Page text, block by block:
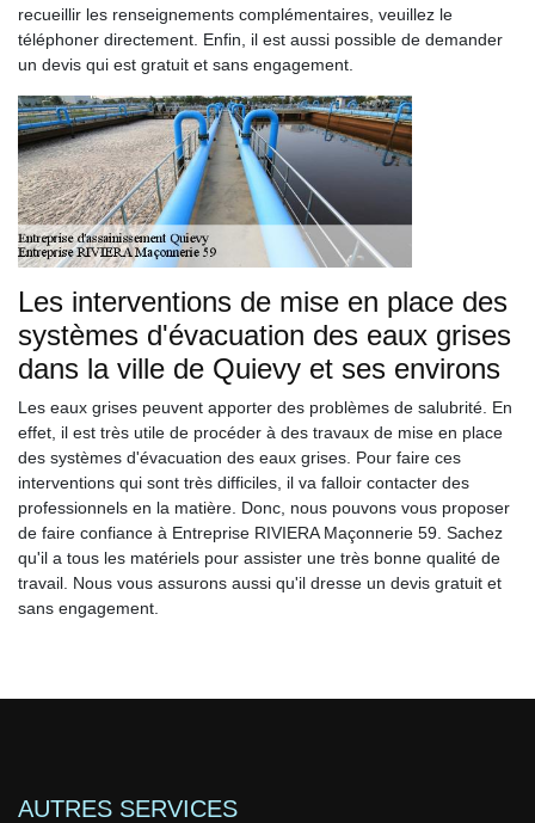
recueillir les renseignements complémentaires, veuillez le
téléphoner directement. Enfin, il est aussi possible de demander
un devis qui est gratuit et sans engagement.
Les interventions de mise en place des
systèmes d'évacuation des eaux grises
dans la ville de Quievy et ses environs
Les eaux grises peuvent apporter des problèmes de salubrité. En
effet, il est très utile de procéder à des travaux de mise en place
des systèmes d'évacuation des eaux grises. Pour faire ces
interventions qui sont très difficiles, il va falloir contacter des
professionnels en la matière. Donc, nous pouvons vous proposer
de faire confiance à Entreprise RIVIERA Maçonnerie 59. Sachez
qu'il a tous les matériels pour assister une très bonne qualité de
travail. Nous vous assurons aussi qu'il dresse un devis gratuit et
sans engagement.
AUTRES SERVICES